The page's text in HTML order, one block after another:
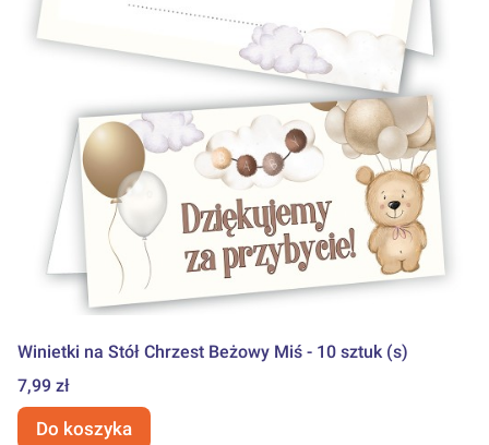
Winietki na Stół Chrzest Beżowy Miś - 10 sztuk (s)
Cena
7,99 zł
Do koszyka